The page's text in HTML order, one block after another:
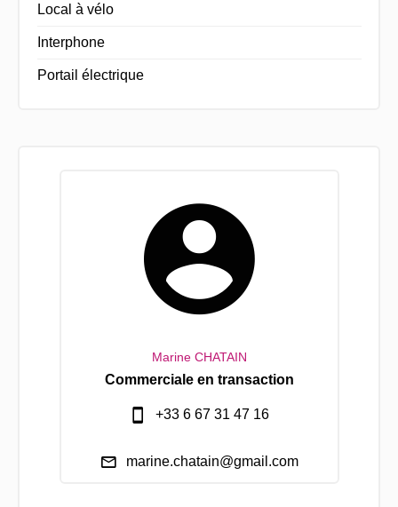
Local à vélo
Interphone
Portail électrique
Marine CHATAIN
Commerciale en transaction
+33 6 67 31 47 16
marine.chatain@gmail.com